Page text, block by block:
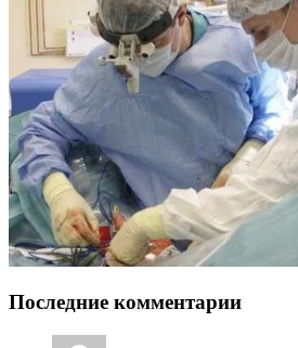
Последние комментарии